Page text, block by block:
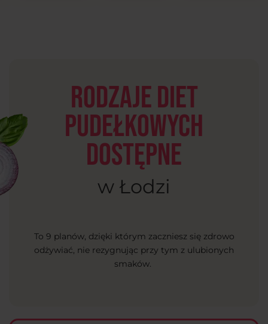
Rodzaje diet
pudełkowych
dostępne
w Łodzi
To 9 planów, dzięki którym zaczniesz się zdrowo
odżywiać, nie rezygnując przy tym z ulubionych
smaków.